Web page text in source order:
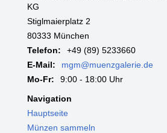
KG
Stiglmaierplatz 2
80333 München
Telefon:
+49 (89) 5233660
E-Mail:
mgm@muenzgalerie.de
Mo-Fr:
9:00 - 18:00 Uhr
Navigation
Hauptseite
Münzen sammeln